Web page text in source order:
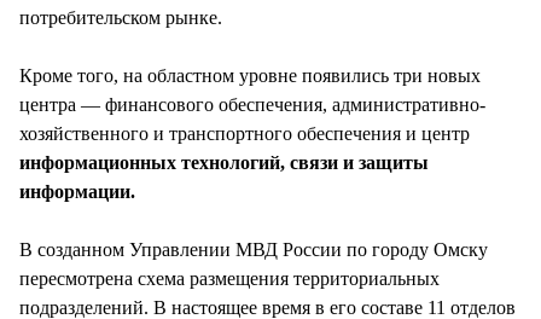
потребительском рынке.
Кроме того, на областном уровне появились три новых
центра — финансового обеспечения, административно-
хозяйственного и транспортного обеспечения и центр
информационных технологий, связи и защиты
информации.
В созданном Управлении МВД России по городу Омску
пересмотрена схема размещения территориальных
подразделений. В настоящее время в его составе 11 отделов